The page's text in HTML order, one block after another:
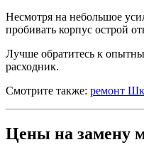
Несмотря на небольшое
пробивать корпус острой
Лучше обратитесь к
расходник.
Смотрите также: ремонт
Цены на замену